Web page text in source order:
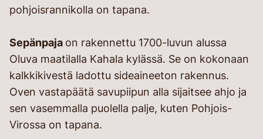
pohjoisrannikolla on tapana.
Sepänpaja on rakennettu 1700-luvun alussa
Oluva maatilalla Kahala kylässä. Se on kokonaan
kalkkikivestä ladottu sideaineeton rakennus.
Oven vastapäätä savupiipun alla sijaitsee ahjo ja
sen vasemmalla puolella palje, kuten Pohjois-
Virossa on tapana.